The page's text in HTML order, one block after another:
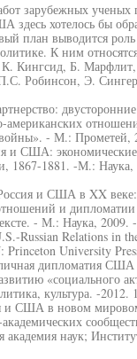
зарубежных ученых
хотелось бы
план выводится
К ним
Кингсид, Б.
Робинсон, Э.
американских
- М.: Прометей,
и США:
1867-1881. -М.: Наука,
и США в XX веке:
и
- М.: Наука,
Russian Relations in
Princeton University
дипломатия США
«социального
культура. -
и США в новом
наук;